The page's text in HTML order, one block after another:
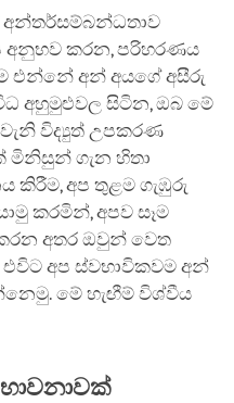
අනුභව කරන, පරිහරණය
එන්නේ අන් අයගේ අසීරු
අහුමුළුවල සිටින, ඔබ මේ
විද්‍යුත් උපකරණ
ගැන හිතා
කිරීම, අප තුළම ගැඹුරු
කරමින්, අපව සෑම
අතර ඔවුන් වෙත
අප ස්වභාවිකවම අන්
මේ හැඟීම් විශ්වීය